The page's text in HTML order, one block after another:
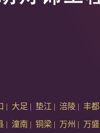
| 大足 | 垫江 | 涪陵| 丰都
| 潼南 | 铜梁 | 万州 | 万盛